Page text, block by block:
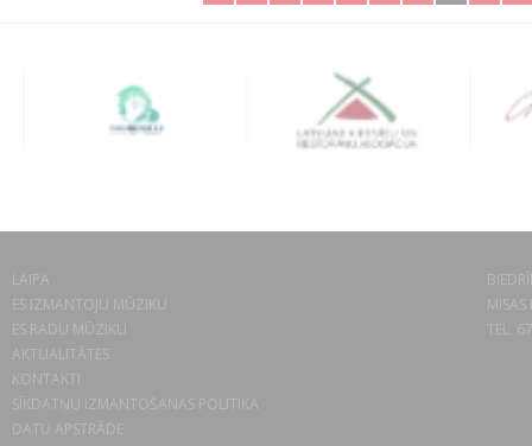
LAIPA
ES IZMANTOJU MŪZIKU
ES RADU MŪZIKU
AKTUALITĀTES
KONTAKTI
SĪKDATŅU IZMANTOŠANAS POLITIKA
DATU APSTRĀDE
TEL.